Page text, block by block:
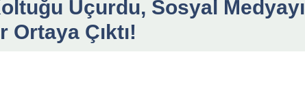
Uçurdu, Sosyal Medyayı
Çıktı!